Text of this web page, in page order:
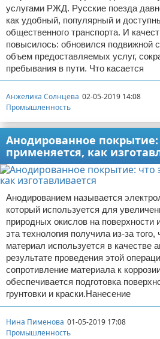
услугами РЖД. Русские поезда
как удобный, популярный и
общественного транспорта. И
повысилось: обновился подвижной
объем предоставляемых услуг,
пребывания в пути. Что касается
Анжелика Солнцева 02-05-2019 14:08
Промышленность
Анодированное покрытие:
применяется, как
Анодированием называется
который используется для
природных окислов на поверхности
эта технология получила из-за
материал используется в качестве
результате проведения этой
сопротивление материала к
обеспечивается подготовка
грунтовки и краски.Нанесение
Нина Пименова 01-05-2019 17:08
Промышленность